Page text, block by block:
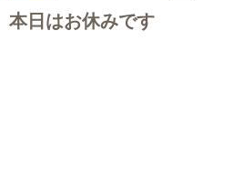
本日はお休みです